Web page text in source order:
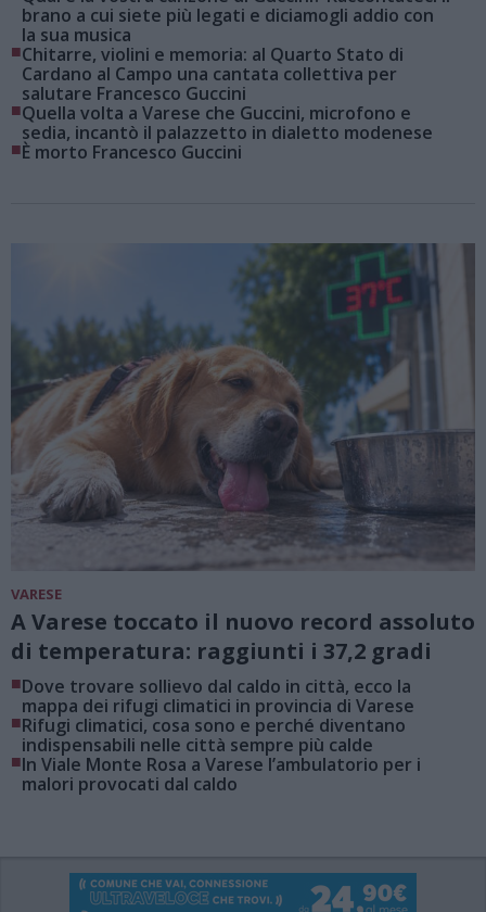
brano a cui siete più legati e diciamogli addio con
la sua musica
■Chitarre, violini e memoria: al Quarto Stato di
Cardano al Campo una cantata collettiva per
salutare Francesco Guccini
■Quella volta a Varese che Guccini, microfono e
sedia, incantò il palazzetto in dialetto modenese
■È morto Francesco Guccini
VARESE
A Varese toccato il nuovo record assoluto
di temperatura: raggiunti i 37,2 gradi
■Dove trovare sollievo dal caldo in città, ecco la
mappa dei rifugi climatici in provincia di Varese
■Rifugi climatici, cosa sono e perché diventano
indispensabili nelle città sempre più calde
■In Viale Monte Rosa a Varese l’ambulatorio per i
malori provocati dal caldo